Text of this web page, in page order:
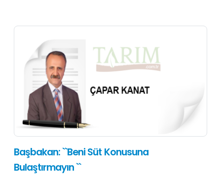
Başbakan: ``Beni Süt Konusuna
Bulaştırmayın ``